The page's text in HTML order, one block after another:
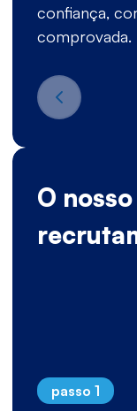
confiança,
comprovada.
O
passo 1